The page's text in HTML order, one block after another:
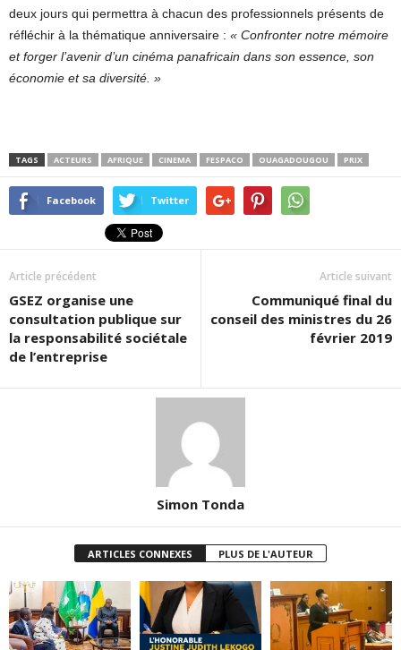
deux jours qui permettra à chacun des professionnels présents de
réfléchir à la thématique anniversaire : « Confronter notre mémoire
et forger l’avenir d’un cinéma panafricain dans son essence, son
économie et sa diversité. »
TAGS ACTEURS AFRIQUE CINEMA FESPACO OUAGADOUGOU PRIX
Facebook Twitter
Article précédent
GSEZ organise une
consultation publique sur
la responsabilité sociétale
de l’entreprise
Article suivant
Communiqué final du
conseil des ministres du 26
février 2019
Simon Tonda
ARTICLES CONNEXES PLUS DE L'AUTEUR